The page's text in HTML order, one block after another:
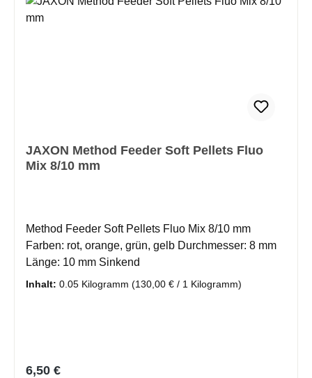
JAXON Method Feeder Soft Pellets Fluo
Mix 8/10 mm
Method Feeder Soft Pellets Fluo Mix 8/10 mm
Farben: rot, orange, grün, gelb Durchmesser: 8 mm
Inhalt: 0.05 Kilogramm (130,00 € / 1 Kilogramm)
Regulärer Preis:
6,50 €